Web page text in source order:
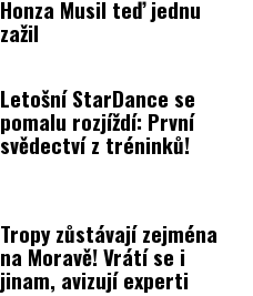
Honza Musil teď jednu
zažil
Letošní StarDance se
pomalu rozjíždí: První
svědectví z tréninků!
Tropy zůstávají zejména
na Moravě! Vrátí se i
jinam, avizují experti